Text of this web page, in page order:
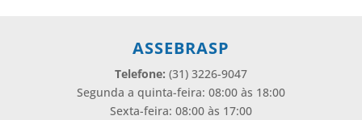
ASSEBRASP
Telefone: (31) 3226-9047
Segunda a quinta-feira: 08:00 às 18:00
Sexta-feira: 08:00 às 17:00